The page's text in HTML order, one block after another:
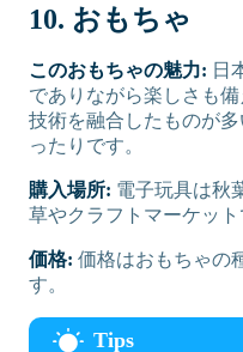
10. おもちゃ
このおもちゃの魅力: 日
でありながら楽しさも
技術を融合したものが
ったりです。
購入場所: 電子玩具は秋
草やクラフトマーケット
価格: 価格はおもちゃの
す。